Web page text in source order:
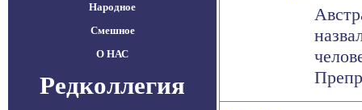
Народное
Смешное
О НАС
Редколлегия